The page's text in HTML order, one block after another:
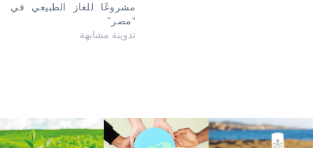
مشروعًا للغاز الطبيعي في
“مصر”
تدوينة مشابهة